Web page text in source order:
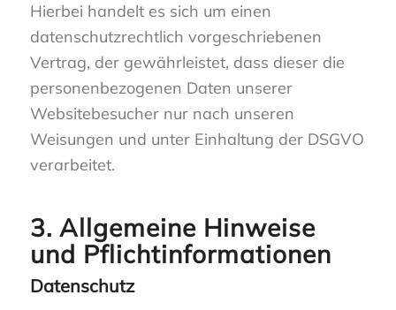
Hierbei handelt es sich um einen
datenschutzrechtlich vorgeschriebenen
Vertrag, der gewährleistet, dass dieser die
personenbezogenen Daten unserer
Websitebesucher nur nach unseren
Weisungen und unter Einhaltung der DSGVO
verarbeitet.
3. Allgemeine Hinweise
und Pflicht­informationen
Datenschutz